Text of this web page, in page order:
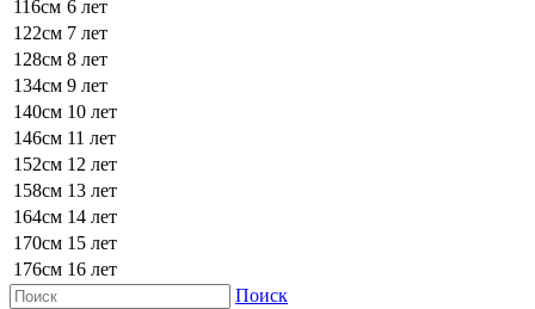
116см 6 лет
122см 7 лет
128см 8 лет
134см 9 лет
140см 10 лет
146см 11 лет
152см 12 лет
158см 13 лет
164см 14 лет
170см 15 лет
176см 16 лет
Поиск